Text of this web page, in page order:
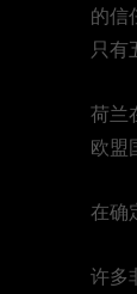
的信
只有
荷兰
欧盟
在确
许多